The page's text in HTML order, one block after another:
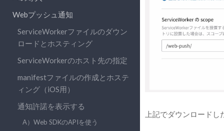
Webプッシュ通知
ServiceWorkerファイルのダウン
ロードとホスティング
ServiceWorkerのホスト先の指定
manifestファイルの作成とホステ
ィング（iOS用）
通知許諾を表示する
A）Web SDKのAPIを使う
上記でダウンロード